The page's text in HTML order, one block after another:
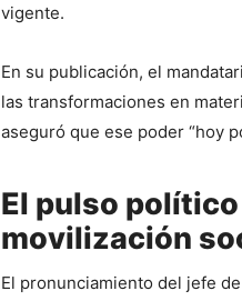
vigente.
En su publicación, el
las transformaciones en
aseguró que ese poder “hoy
El pulso
movilización
El pronunciamiento del jefe